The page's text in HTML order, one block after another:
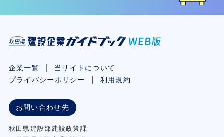
企業一覧
当サイトについて
プライバシーポリシー
利用規約
お問い合わせ先
秋⽥県建設部建設政策課